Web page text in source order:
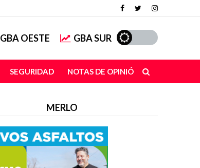
GBA OESTE GBA SUR
SEGURIDAD NOTAS DE OPINIÓN
MERLO